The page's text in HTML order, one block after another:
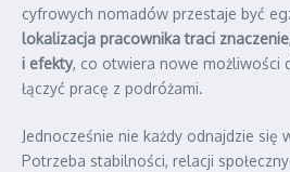
cyfrowych nomadów przestaje być
lokalizacja pracownika traci
i efekty, co otwiera nowe możliwości
łączyć pracę z podróżami.
Jednocześnie nie każdy odnajdzie się
Potrzeba stabilności, relacji